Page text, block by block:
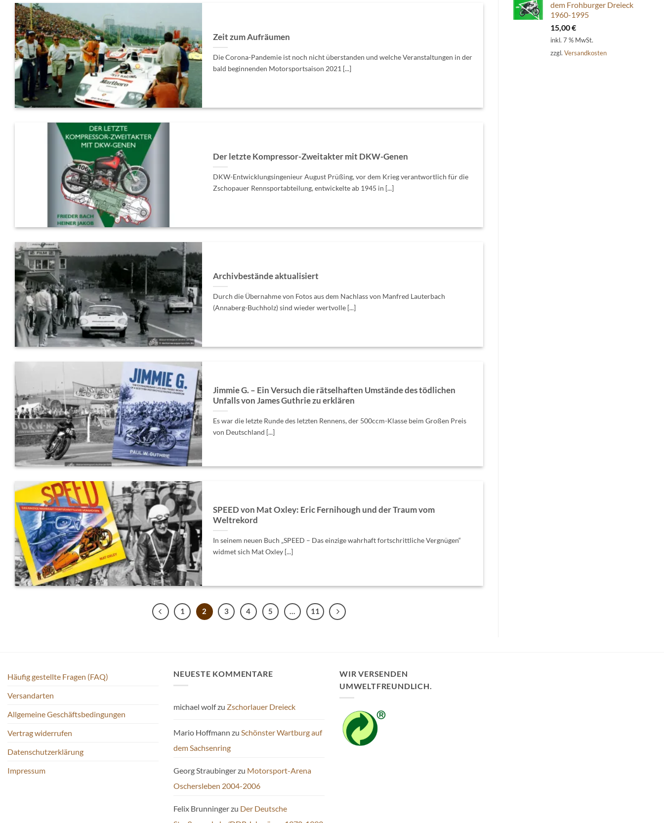
Zeit zum Aufräumen
Die Corona-Pandemie ist noch nicht überstanden und welche Veranstaltungen in der
bald beginnenden Motorsportsaison 2021 [...]
Der letzte Kompressor-Zweitakter mit DKW-Genen
DKW-Entwicklungsingenieur August Prüßing, vor dem Krieg verantwortlich für die
Zschopauer Rennsportabteilung, entwickelte ab 1945 in [...]
Archivbestände aktualisiert
Durch die Übernahme von Fotos aus dem Nachlass von Manfred Lauterbach
(Annaberg-Buchholz) sind wieder wertvolle [...]
Jimmie G. – Ein Versuch die rätselhaften Umstände des tödlichen
Unfalls von James Guthrie zu erklären
Es war die letzte Runde des letzten Rennens, der 500ccm-Klasse beim Großen Preis
von Deutschland [...]
SPEED von Mat Oxley: Eric Fernihough und der Traum vom
Weltrekord
In seinem neuen Buch „SPEED – Das einzige wahrhaft fortschrittliche Vergnügen“
widmet sich Mat Oxley [...]
1 2 3 4 5 … 11
dem Frohburger Dreieck
1960-1995
15,00€
inkl. 7 % MwSt.
zzgl. Versandkosten
Häufig gestellte Fragen (FAQ)
Versandarten
Allgemeine Geschäftsbedingungen
Vertrag widerrufen
Datenschutzerklärung
Impressum
NEUESTE KOMMENTARE
michael wolfzu Zschorlauer Dreieck
Mario Hoffmann zu Schönster Wartburg auf
dem Sachsenring
Georg Straubingerzu Motorsport-Arena
Oschersleben 2004-2006
Felix Brunningerzu Der Deutsche
WIR VERSENDEN
UMWELTFREUNDLICH.